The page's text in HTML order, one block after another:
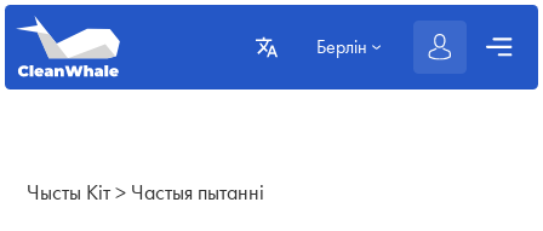
Берлін
Чысты Кіт> Частыя пытанні